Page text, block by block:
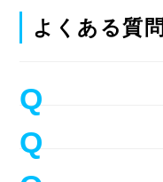
よくある質問